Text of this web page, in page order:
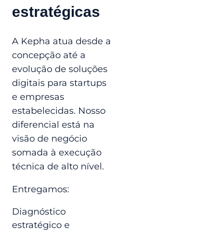
estratégicas
A Kepha atua desde a
concepção até a
evolução de soluções
digitais para startups
e empresas
estabelecidas. Nosso
diferencial está na
visão de negócio
somada à execução
técnica de alto nível.
Entregamos:
Diagnóstico
estratégico e